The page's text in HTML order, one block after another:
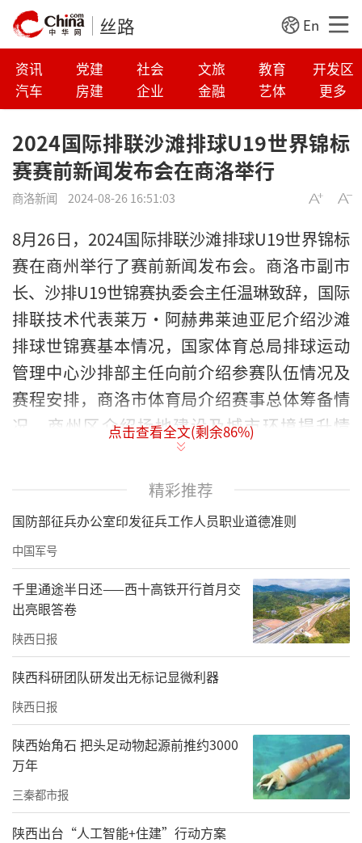
丝路 En
资讯 党建 社会 文旅 教育
开发区
汽车
房建 企业 金融 艺体 更多
2024国际排联沙滩排球U19世界锦标
赛赛前新闻发布会在商洛举行
商洛新闻 2024-08-26 16:51:03
8月26日，2024国际排联沙滩排球U19世界锦标
赛在商州举行了赛前新闻发布会。商洛市副市
长、沙排U19世锦赛执委会主任温琳致辞，国际
排联技术代表莱万·阿赫弗莱迪亚尼介绍沙滩
排球世锦赛基本情况，国家体育总局排球运动
管理中心沙排部主任向前介绍参赛队伍情况及
赛程安排，商洛市体育局介绍赛事总体筹备情
况，商州区介绍场地建设及城市环境提升情
发布会上，温琳从生态环境、历史人文、特色
物产、区位交通四个方面介绍了商洛整体情
况。她说，近年来，商洛聚焦打造中国康养之
都，大力发展赛事经济，积极开辟“旅游+、赛
事+”等消费新领域新赛道，通过举办全国沙滩
点击查看全文(剩余86%)
精彩推荐
国防部征兵办公室印发征兵工作人员职业道德准则
中国军号
千里通途半日还——西十高铁开行首月交
出亮眼答卷
陕西日报
陕西科研团队研发出无标记显微利器
陕西日报
陕西始角石 把头足动物起源前推约3000
万年
三秦都市报
陕西出台“人工智能+住建”行动方案